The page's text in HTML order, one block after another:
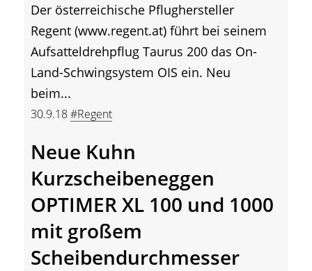
Der österreichische Pflughersteller
Regent (www.regent.at) führt bei seinem
Aufsatteldrehpflug Taurus 200 das On-
Land-Schwingsystem OIS ein. Neu
beim...
30.9.18#Regent
Neue Kuhn
Kurzscheibeneggen
OPTIMER XL 100 und 1000
mit großem
Scheibendurchmesser